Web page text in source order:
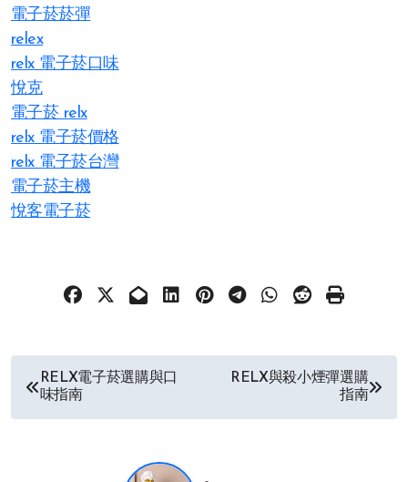
電子菸菸彈
relex
relx 電子菸口味
悅克
電子菸 relx
relx 電子菸價格
relx 電子菸台灣
電子菸主機
悅客電子菸
文
章
RELX電子菸選購與口
味指南
RELX與殺小煙彈選購
指南